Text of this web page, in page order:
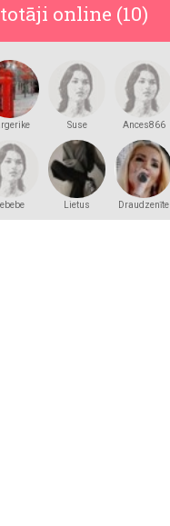
online (10)
Suse Ances866
Lietus Draudzenīte